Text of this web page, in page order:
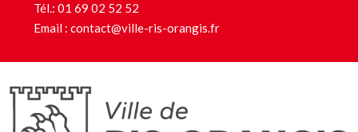
Tél.: 01 69 02 52 52
Email : contact@ville-ris-orangis.fr